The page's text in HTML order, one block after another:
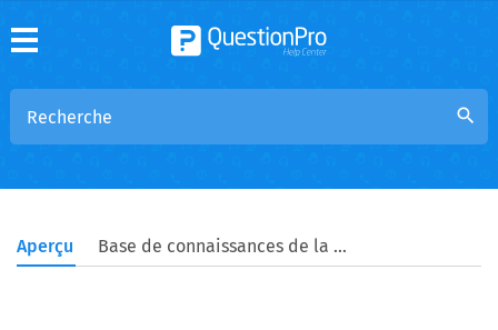
search
Aperçu Base de connaissances de la communauté